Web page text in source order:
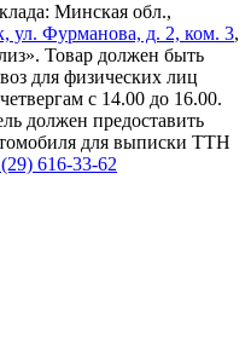
Минская обл.,
ул. Фурманова, д. 2, ком. 3,
Товар должен быть
для физических лиц
с 14.00 до 16.00.
должен предоставить
для выписки ТТН
616-33-62